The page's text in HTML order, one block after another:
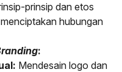
prinsip dan etos
hubungan
:
Mendesain logo dan